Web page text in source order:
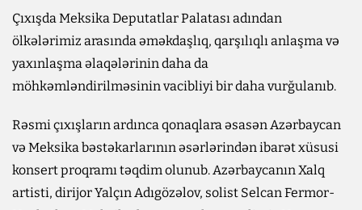
Çıxışda Meksika Deputatlar Palatası adından
ölkələrimiz arasında əməkdaşlıq, qarşılıqlı anlaşma və
yaxınlaşma əlaqələrinin daha da
möhkəmləndirilməsinin vacibliyi bir daha vurğulanıb.
Rəsmi çıxışların ardınca qonaqlara əsasən Azərbaycan
və Meksika bəstəkarlarının əsərlərindən ibarət xüsusi
konsert proqramı təqdim olunub. Azərbaycanın Xalq
artisti, dirijor Yalçın Adıgözəlov, solist Selcan Fermor-